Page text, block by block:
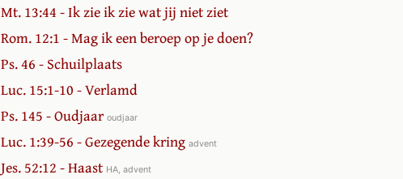
Mt. 13:44 - Ik zie ik zie wat jij niet ziet
Rom. 12:1 - Mag ik een beroep op je doen?
Ps. 46 - Schuilplaats
Luc. 15:1-10 - Verlamd
Ps. 145 - Oudjaar oudjaar
Luc. 1:39-56 - Gezegende kring advent
Jes. 52:12 - Haast HA, advent